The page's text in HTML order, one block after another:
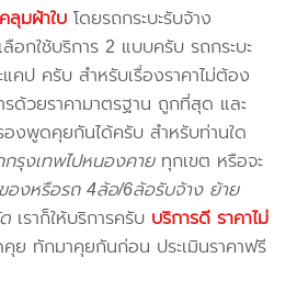
ลุมผ้าใบ โดยรถกระบะรับจ้าง
อกใช้บริการ 2 แบบครับ รถกระบะ
คป ครับ สำหรับเรื่องราคาไม่ต้อง
รด้วยราคามาตรฐาน ถูกที่สุด และ
องพูดคุยกันได้ครับ สำหรับท่านใด
รุงเทพไปหนองคายทุกเขต หรือจะ
ของหรือรถ 4ล้อ/6ล้อรับจ้าง ย้าย
เราก็ให้บริการครับ บริการดี ราคาไม่
ย ทักมาคุยกันก่อน ประเมินราคาฟรี